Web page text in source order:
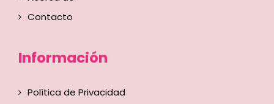
Contacto
Información
Política de Privacidad